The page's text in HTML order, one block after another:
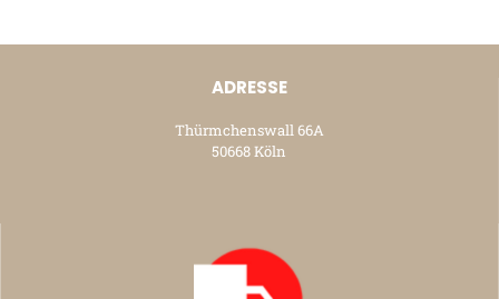
ADRESSE
Thürmchenswall 66A
50668 Köln